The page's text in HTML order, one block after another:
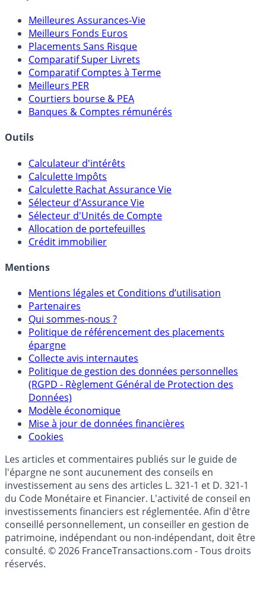
Comparatifs
Meilleures Assurances-Vie
Meilleurs Fonds Euros
Placements Sans Risque
Comparatif Super Livrets
Comparatif Comptes à Terme
Meilleurs PER
Banques & Comptes rémunérés
Outils
Calculateur d'intérêts
Calculette Impôts
Calculette Rachat Assurance Vie
Sélecteur d'Assurance Vie
Sélecteur d'Unités de Compte
Crédit immobilier
Mentions
Mentions légales et Conditions d’utilisation
Partenaires
Qui sommes-nous ?
Politique de référencement des placements
épargne
Collecte avis internautes
Politique de gestion des données personnelles
(RGPD - Règlement Général de Protection des
Données)
Modèle économique
Cookies
Les articles et commentaires publiés sur le guide de
l'épargne ne sont aucunement des conseils en
investissement au sens des articles L. 321-1 et D. 321-1
du Code Monétaire et Financier. L'activité de conseil en
investissements financiers est réglementée. Afin d'être
conseillé personnellement, un conseiller en gestion de
patrimoine, indépendant ou non-indépendant, doit être